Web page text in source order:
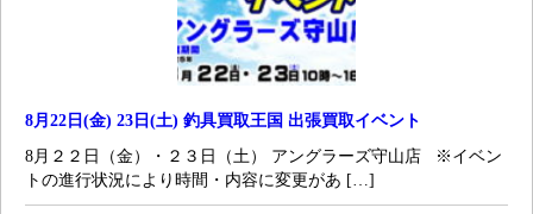
8月22日(金) 23日(土) 釣具買取王国 出張買取イベント
8月２２日（金）・２３日（土） アングラーズ守山店 ※イベン
トの進行状況により時間・内容に変更があ […]